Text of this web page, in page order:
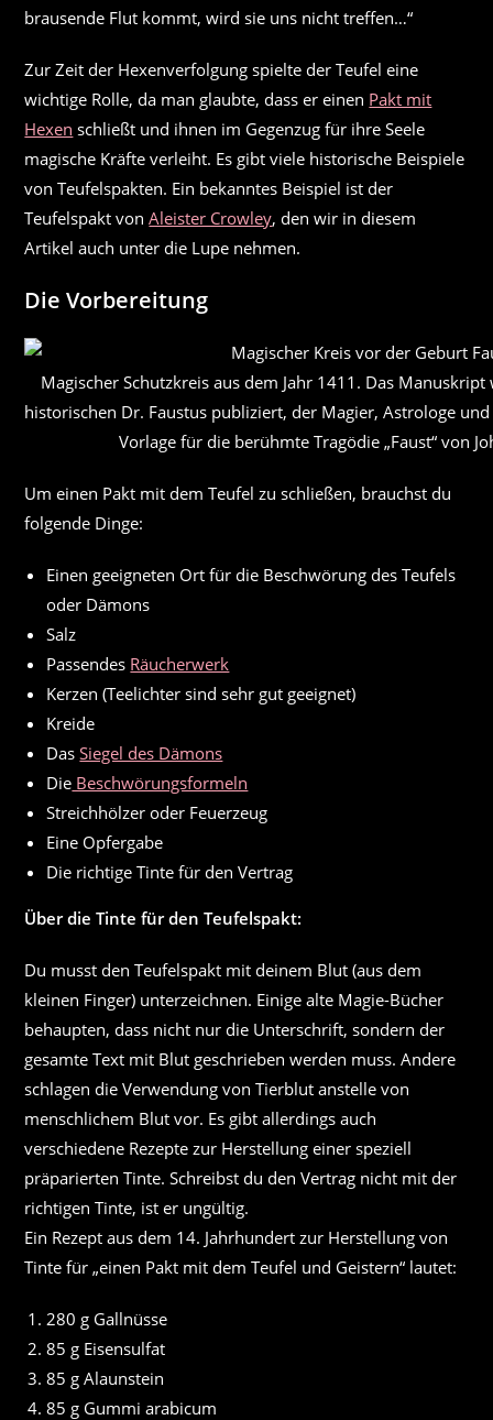
brausende Flut kommt, wird sie uns nicht treffen…“
Zur Zeit der Hexenverfolgung spielte der Teufel eine
wichtige Rolle, da man glaubte, dass er einen Pakt mit
Hexen schließt und ihnen im Gegenzug für ihre Seele
magische Kräfte verleiht. Es gibt viele historische Beispiele
von Teufelspakten. Ein bekanntes Beispiel ist der
Teufelspakt vonAleister Crowley, den wir in diesem
Artikel auch unter die Lupe nehmen.
Die Vorbereitung
Magischer Schutzkreis aus dem Jahr 1411. Das
historischen Dr. Faustus publiziert, der Magier, Astrologe
Vorlage für die berühmte Tragödie „Faust“ von
Um einen Pakt mit dem Teufel zu schließen, brauchst du
folgende Dinge:
Einen geeigneten Ort für die Beschwörung des Teufels
oder Dämons
Salz
Passendes Räucherwerk
Kerzen (Teelichter sind sehr gut geeignet)
Kreide
DasSiegel des Dämons
Die Beschwörungsformeln
Streichhölzer oder Feuerzeug
Eine Opfergabe
Die richtige Tinte für den Vertrag
Über die Tinte für den Teufelspakt:
Du musst den Teufelspakt mit deinem Blut (aus dem
kleinen Finger) unterzeichnen. Einige alte Magie-Bücher
behaupten, dass nicht nur die Unterschrift, sondern der
gesamte Text mit Blut geschrieben werden muss. Andere
schlagen die Verwendung von Tierblut anstelle von
menschlichem Blut vor. Es gibt allerdings auch
verschiedene Rezepte zur Herstellung einer speziell
präparierten Tinte. Schreibst du den Vertrag nicht mit der
richtigen Tinte, ist er ungültig.
Ein Rezept aus dem 14. Jahrhundert zur Herstellung von
Tinte für „einen Pakt mit dem Teufel und Geistern“ lautet:
280 g Gallnüsse
85 g Eisensulfat
85 g Alaunstein
85 g Gummi arabicum